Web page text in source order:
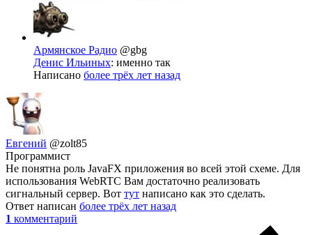
Армянское Радио @gbg
Денис Ильиных: именно так
Написано более трёх лет назад
Евгений @zolt85
Программист
Не понятна роль JavaFX приложения во всей этой схеме. Для
использования WebRTC Вам достаточно реализовать
сигнальный сервер. Вот тут написано как это сделать.
Ответ написан более трёх лет назад
1 комментарий